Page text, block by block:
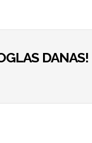
DANAS!